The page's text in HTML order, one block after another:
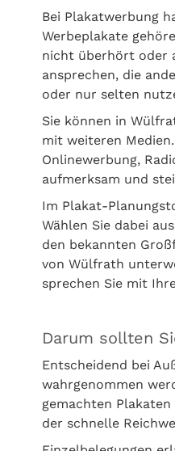
Bei Plakatwerbung
Werbeplakate
nicht überhört oder
ansprechen, die
oder nur selten
Sie können in
mit weiteren
Onlinewerbung,
aufmerksam und
Im Plakat-
Wählen Sie dabei
den bekannten
von Wülfrath
sprechen Sie mit
Darum sollten
Entscheidend bei
wahrgenommen
gemachten
der schnelle